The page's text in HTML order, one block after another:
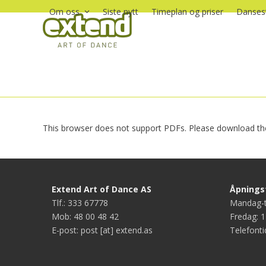
Om oss Siste nytt Timeplan og priser
This browser does not support PDFs. Please download
Extend Art of Dance AS
Tlf.: 333 67778
Mob: 48 00 48 42
E-post: post [at] extend.as
Fredag: